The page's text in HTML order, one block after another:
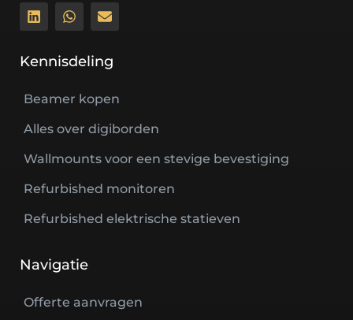
Kennisdeling
Beamer kopen
Alles over digiborden
Wallmounts voor een stevige bevestiging
Refurbished monitoren
Refurbished elektrische statieven
Navigatie
Offerte aanvragen